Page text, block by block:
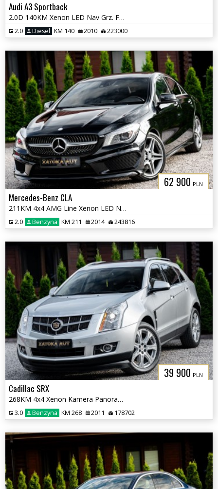
Audi A3 Sportback
2.0D 140KM Xenon LED Nav Grz. Fotele Tempomat Klimatyzacja Serwis
2.0 Diesel KM 140 2010 223000
62 900 PLN
Mercedes-Benz CLA
211KM 4x4 AMG Line Xenon LED Nav Grz. Fot Kamera Martwe Pole
2.0 Benzyna KM 211 2014 243816
39 900 PLN
Cadillac SRX
268KM 4x4 Xenon Kamera Panorama Navi PDC Skóra Tempomat Grzane fotele
3.0 Benzyna KM 268 2011 178702